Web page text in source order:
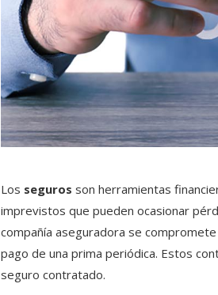
Los seguros son herramientas
imprevistos que pueden ocasionar
compañía aseguradora se
pago de una prima periódica. Estos
seguro contratado.